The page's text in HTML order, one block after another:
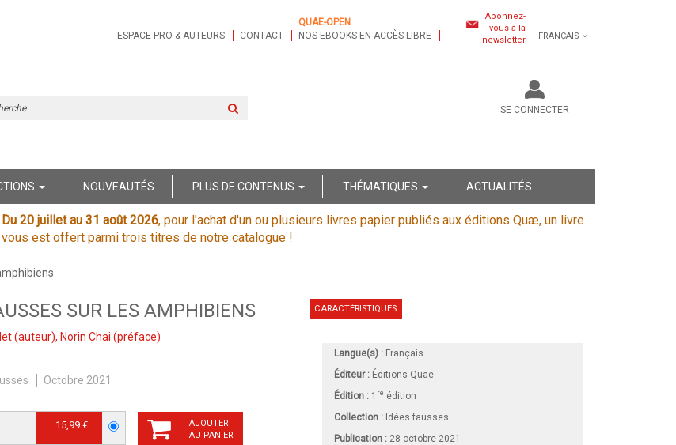
ESPACE PRO & AUTEURS CONTACT
QUAE-OPEN
NOS EBOOKS EN ACCÈS LIBRE
Abonnez-
vous à la
newsletter
FRANÇAIS
SE CONNECTER
NOUVEAUTÉS PLUS DE CONTENUS THÉMATIQUES ACTUALITÉS
Du 20 juillet au 31 août 2026, pour l'achat d'un ou plusieurs livres papier publiés aux éditions Quæ, un livre
vous est offert parmi trois titres de notre catalogue !
SUR LES AMPHIBIENS
(auteur), Norin Chai (préface)
Octobre 2021
15,99 €
AJOUTER
AU PANIER
CARACTÉRISTIQUES
Langue(s) : Français
Éditeur : Éditions Quae
Édition : 1 re édition
Collection : Idées fausses
Publication : 28 octobre 2021